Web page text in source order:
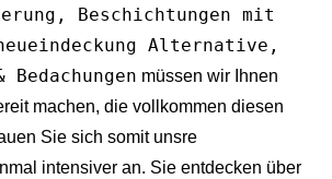
Beschichtungen mit
Alternative,
Bedachungen müssen wir Ihnen
machen, die vollkommen diesen
Sie sich somit unsre
intensiver an. Sie entdecken über